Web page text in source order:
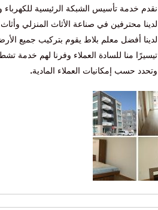
نقدم خدمة تأسيس الشبكة الرئيسية
لدينا محترفين في صناعة الأثاث المنزلي
لدينا أفضل معلم بلاط يقوم بتركيب جميع
تيسيرًا منا للسادة العملاء وفرنا لهم خدمة
وتحدد حسب إمكانيات العملاء المادية.